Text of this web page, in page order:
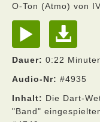
O-Ton (Atmo) von
Dauer: 0:22
Audio-Nr: #4935
Inhalt: Die Dart-
"Band"